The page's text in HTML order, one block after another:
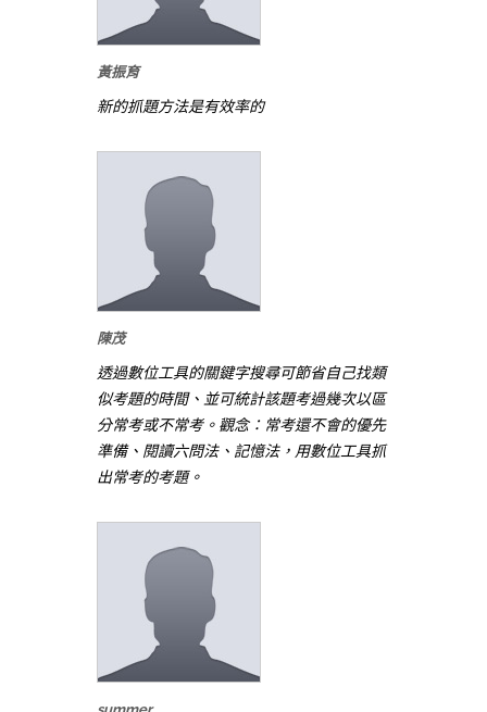
黃振育
新的抓題方法是有效率的
陳茂
透過數位工具的關鍵字搜尋可節省自己找類
似考題的時間、並可統計該題考過幾次以區
分常考或不常考。觀念：常考還不會的優先
準備、閱讀六問法、記憶法，用數位工具抓
出常考的考題。